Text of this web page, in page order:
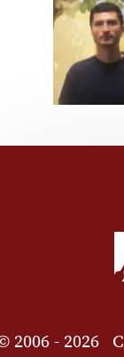
2006 - 2026